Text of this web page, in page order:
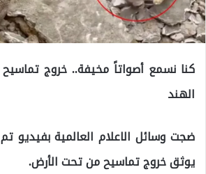
كنا نسمع أصواتاً مخيفة.. خروج
الهند
ضجت وسائل الاعلام العالمية بفيديو
يوثق خروج تماسيح من تحت الأرض.